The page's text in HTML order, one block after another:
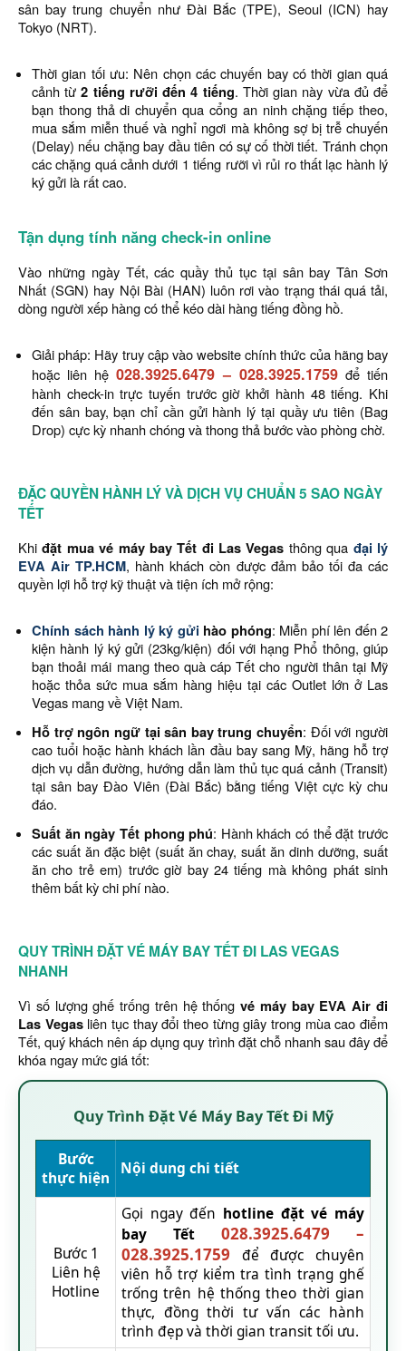
sân bay trung chuyển như Đài Bắc (TPE), Seoul (ICN) hay
Tokyo (NRT).
Thời gian tối ưu: Nên chọn các chuyến bay có thời gian quá
cảnh từ 2 tiếng rưỡi đến 4 tiếng. Thời gian này vừa đủ để
bạn thong thả di chuyển qua cổng an ninh chặng tiếp theo,
mua sắm miễn thuế và nghỉ ngơi mà không sợ bị trễ chuyến
(Delay) nếu chặng bay đầu tiên có sự cố thời tiết. Tránh chọn
các chặng quá cảnh dưới 1 tiếng rưỡi vì rủi ro thất lạc hành lý
ký gửi là rất cao.
Tận dụng tính năng check-in online
Vào những ngày Tết, các quầy thủ tục tại sân bay Tân Sơn
Nhất (SGN) hay Nội Bài (HAN) luôn rơi vào trạng thái quá tải,
dòng người xếp hàng có thể kéo dài hàng tiếng đồng hồ.
Giải pháp: Hãy truy cập vào website chính thức của hãng bay
hoặc liên hệ 028.3925.6479 – 028.3925.1759 để tiến
hành check-in trực tuyến trước giờ khởi hành 48 tiếng. Khi
đến sân bay, bạn chỉ cần gửi hành lý tại quầy ưu tiên (Bag
Drop) cực kỳ nhanh chóng và thong thả bước vào phòng chờ.
ĐẶC QUYỀN HÀNH LÝ VÀ DỊCH VỤ CHUẨN 5 SAO NGÀY
TẾT
Khiđặt mua vé máy bay Tết đi Las Vegas thông qua đại lý
EVA Air TP.HCM, hành khách còn được đảm bảo tối đa các
quyền lợi hỗ trợ kỹ thuật và tiện ích mở rộng:
Chính sách hành lý ký gửi hào phóng: Miễn phí lên đến 2
kiện hành lý ký gửi (23kg/kiện) đối với hạng Phổ thông, giúp
bạn thoải mái mang theo quà cáp Tết cho người thân tại Mỹ
hoặc thỏa sức mua sắm hàng hiệu tại các Outlet lớn ở Las
Vegas mang về Việt Nam.
Hỗ trợ ngôn ngữ tại sân bay trung chuyển: Đối với người
cao tuổi hoặc hành khách lần đầu bay sang Mỹ, hãng hỗ trợ
dịch vụ dẫn đường, hướng dẫn làm thủ tục quá cảnh (Transit)
tại sân bay Đào Viên (Đài Bắc) bằng tiếng Việt cực kỳ chu
đáo.
Suất ăn ngày Tết phong phú: Hành khách có thể đặt trước
các suất ăn đặc biệt (suất ăn chay, suất ăn dinh dưỡng, suất
ăn cho trẻ em) trước giờ bay 24 tiếng mà không phát sinh
thêm bất kỳ chi phí nào.
QUY TRÌNH ĐẶT VÉ MÁY BAY TẾT ĐI LAS VEGAS
NHANH
Vì số lượng ghế trống trên hệ thống vé máy bay EVA Air đi
Las Vegas liên tục thay đổi theo từng giây trong mùa cao điểm
Tết, quý khách nên áp dụng quy trình đặt chỗ nhanh sau đây để
khóa ngay mức giá tốt:
Quy Trình Đặt Vé Máy Bay Tết Đi Mỹ
Bước
thực hiện
Nội dung chi tiết
Bước 1
Liên hệ
Hotline
Gọi ngay đến hotline đặt vé máy
bay Tết 028.3925.6479 –
028.3925.1759 để được chuyên
viên hỗ trợ kiểm tra tình trạng ghế
trống trên hệ thống theo thời gian
thực, đồng thời tư vấn các hành
trình đẹp và thời gian transit tối ưu.